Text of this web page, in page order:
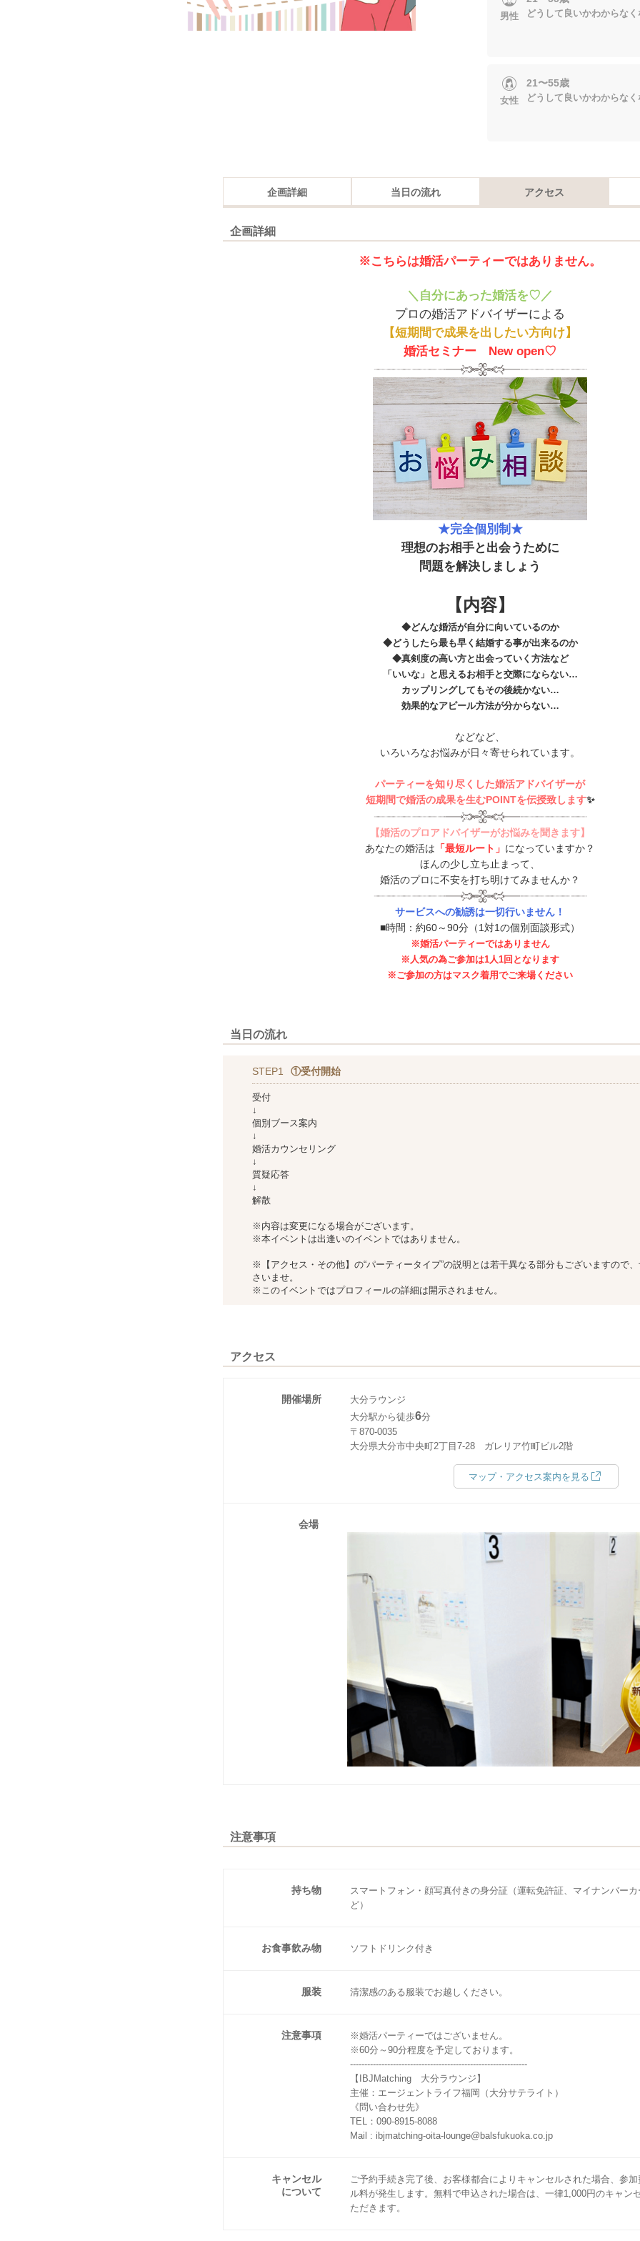
男性 どうして良いかわからな
女性
21〜55歳
どうして良いかわからな
企画詳細 当日の流れ アクセス
企画詳細
※こちらは婚活パーティーではありません。
＼自分にあった婚活を♡／
プロの婚活アドバイザーによる
【短期間で成果を出したい方向け】
婚活セミナー New open♡
★完全個別制★
理想のお相手と出会うために
問題を解決しましょう
【内容】
◆どんな婚活が自分に向いているのか
◆どうしたら最も早く結婚する事が出来るのか
◆真剣度の高い方と出会っていく方法など
「いいな」と思えるお相手と交際にならない…
カップリングしてもその後続かない…
効果的なアピール方法が分からない…
などなど、
いろいろなお悩みが日々寄せられています。
パーティーを知り尽くした婚活アドバイザーが
短期間で婚活の成果を生むPOINTを伝授致します✨
【婚活のプロアドバイザーがお悩みを聞きます】
あなたの婚活は 「最短ルート」 になっていますか？
ほんの少し立ち止まって、
婚活のプロに不安を打ち明けてみませんか？
サービスへの勧誘は一切行いません！
■時間：約60～90分（1対1の個別面談形式）
※婚活パーティーではありません
※人気の為ご参加は1人1回となります
※ご参加の方はマスク着用でご来場ください
当日の流れ
STEP1 ①受付開始
受付
↓
個別ブース案内
↓
婚活カウンセリング
↓
質疑応答
↓
解散
※内容は変更になる場合がございます。
※本イベントは出逢いのイベントではありません。
※【アクセス・その他】の“パーティータイプ”の説明とは若干異なる部分もございますので
さいませ。
※このイベントではプロフィールの詳細は開示されません。
アクセス
開催場所
大分ラウンジ
大分駅から徒歩6分
〒870-0035
大分県大分市中央町2丁目7-28 ガレリア竹町ビル2階
マップ・アクセス案内を見る
会場
注意事項
持ち物
スマートフォン・顔写真付きの身分証（運転免許証、マイナンバー
ど）
お食事飲み物 ソフトドリンク付き
服装 清潔感のある服装でお越しください。
注意事項
※婚活パーティーではございません。
※60分～90分程度を予定しております。
--------------------------------------------------------------
【IBJMatching 大分ラウンジ】
主催：エージェントライフ福岡（大分サテライト）
《問い合わせ先》
TEL：090-8915-8088
Mail : ibjmatching-oita-lounge@balsfukuoka.co.jp
キャンセル
について
ご予約手続き完了後、お客様都合によりキャンセルされた場合、参
ル料が発生します。無料で申込された場合は、一律1,000円のキャン
ただきます。